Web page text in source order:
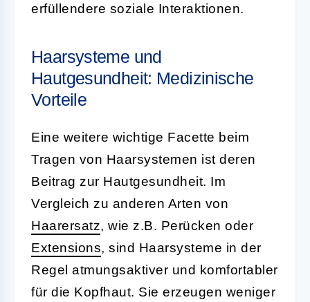
erfüllendere soziale Interaktionen.
Haarsysteme und
Hautgesundheit: Medizinische
Vorteile
Eine weitere wichtige Facette beim
Tragen von Haarsystemen ist deren
Beitrag zur Hautgesundheit. Im
Vergleich zu anderen Arten von
Haarersatz, wie z.B. Perücken oder
Extensions, sind Haarsysteme in der
Regel atmungsaktiver und komfortabler
für die Kopfhaut. Sie erzeugen weniger